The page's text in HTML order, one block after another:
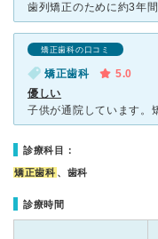
矯正歯科の口コミ
矯正歯科
5.0
優しい
診療科目：
矯正歯科 、歯科
診療時間